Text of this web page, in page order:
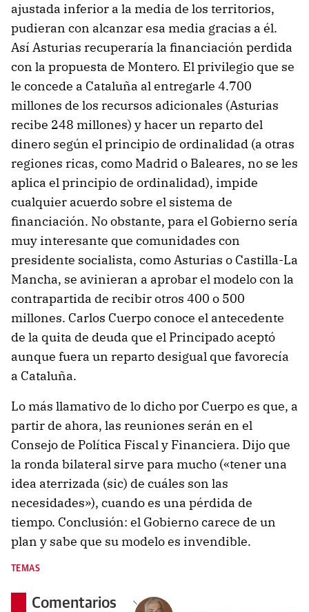
ajustada inferior a la media de los territorios,
pudieran con alcanzar esa media gracias a él.
Así Asturias recuperaría la financiación perdida
con la propuesta de Montero. El privilegio que se
le concede a Cataluña al entregarle 4.700
millones de los recursos adicionales (Asturias
recibe 248 millones) y hacer un reparto del
dinero según el principio de ordinalidad (a otras
regiones ricas, como Madrid o Baleares, no se les
aplica el principio de ordinalidad), impide
cualquier acuerdo sobre el sistema de
financiación. No obstante, para el Gobierno sería
muy interesante que comunidades con
presidente socialista, como Asturias o Castilla-La
Mancha, se avinieran a aprobar el modelo con la
contrapartida de recibir otros 400 o 500
millones. Carlos Cuerpo conoce el antecedente
de la quita de deuda que el Principado aceptó
aunque fuera un reparto desigual que favorecía
a Cataluña.
Lo más llamativo de lo dicho por Cuerpo es que, a
partir de ahora, las reuniones serán en el
Consejo de Política Fiscal y Financiera. Dijo que
la ronda bilateral sirve para mucho («tener una
idea aterrizada (sic) de cuáles son las
necesidades»), cuando es una pérdida de
tiempo. Conclusión: el Gobierno carece de un
plan y sabe que su modelo es invendible.
TEMAS
Comentarios